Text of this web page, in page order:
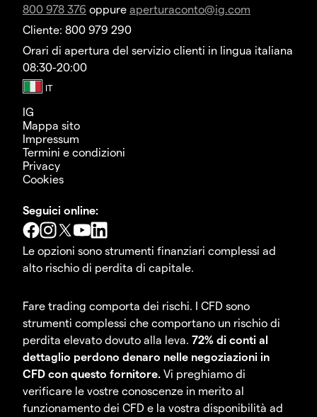
800 978 376 oppure aperturaconto@ig.com
Cliente: 800 979 290
Orari di apertura del servizio clienti in lingua italiana
08:30-20:00
IG
Mappa sito
Impressum
Termini e condizioni
Privacy
Cookies
Seguici online:
Le opzioni sono strumenti finanziari complessi ad
alto rischio di perdita di capitale.
Fare trading comporta dei rischi. I CFD sono
strumenti complessi che comportano un rischio di
perdita elevato dovuto alla leva. 72% di conti al
dettaglio perdono denaro nelle negoziazioni in
CFD con questo fornitore. Vi preghiamo di
verificare le vostre conoscenze in merito al
funzionamento dei CFD e la vostra disponibilità ad